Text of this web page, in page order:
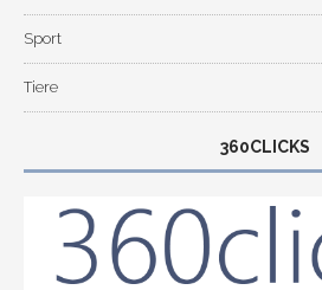
Sport
Tiere
360CLICKS